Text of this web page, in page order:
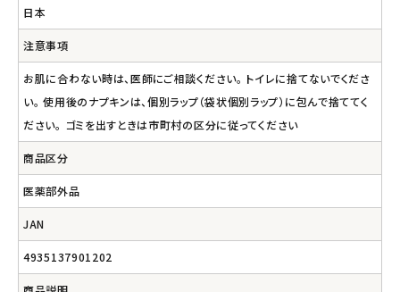
日本
注意事項
お肌に合わない時は、医師にご相談ください。 トイレに捨てないでくださ
い。 使用後のナプキンは、個別ラップ（袋状個別ラップ）に包んで捨ててく
ださい。 ゴミを出すときは市町村の区分に従ってください
商品区分
医薬部外品
JAN
4935137901202